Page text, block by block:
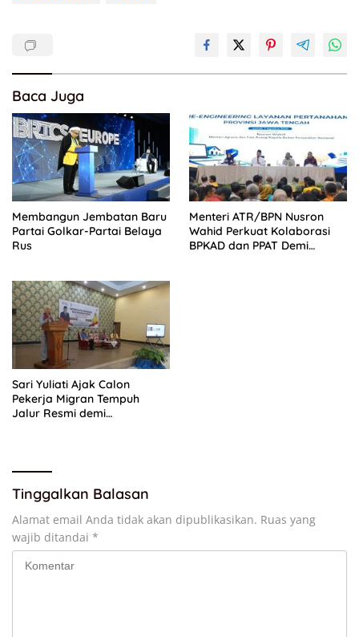
Baca Juga
Membangun Jembatan Baru
Partai Golkar-Partai Belaya
Rus
Menteri ATR/BPN Nusron
Wahid Perkuat Kolaborasi
BPKAD dan PPAT Demi
Sari Yuliati Ajak Calon
Pekerja Migran Tempuh
Jalur Resmi demi
Tinggalkan Balasan
Alamat email Anda tidak akan dipublikasikan. Ruas yang
wajib ditandai *